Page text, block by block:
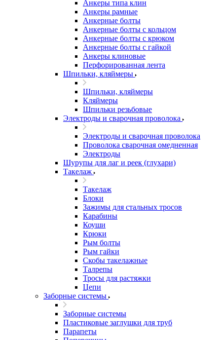
Анкеры типа клин
Анкеры рамные
Анкерные болты
Анкерные болты с кольцом
Анкерные болты с крюком
Анкерные болты с гайкой
Анкеры клиновые
Перфорированная лента
Шпильки, кляймеры
Шпильки, кляймеры
Кляймеры
Шпильки резьбовые
Электроды и сварочная проволока
Электроды и сварочная проволока
Проволока сварочная омедненная
Электроды
Шурупы для лаг и реек (глухари)
Такелаж
Такелаж
Блоки
Зажимы для стальных тросов
Карабины
Коуши
Крюки
Рым болты
Рым гайки
Скобы такелажные
Талрепы
Тросы для растяжки
Цепи
Заборные системы
Заборные системы
Пластиковые заглушки для труб
Парапеты